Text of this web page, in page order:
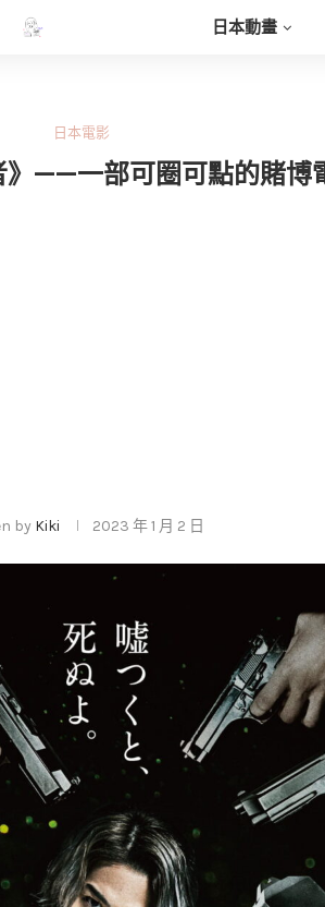
日本動畫
日本電影
》——一部可圈可點的賭博
by Kiki 2023 年 1 月 2 日